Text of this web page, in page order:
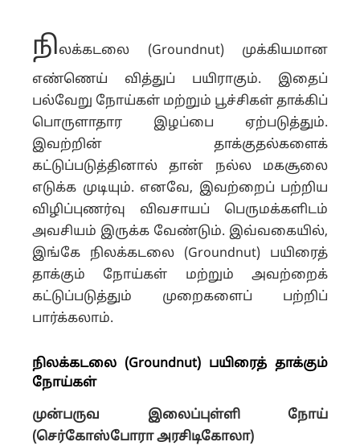
நிலக்கடலை (Groundnut) முக்கியமான
எண்ணெய் வித்துப் பயிராகும். இதைப்
பல்வேறு நோய்கள் மற்றும் பூச்சிகள் தாக்கிப்
பொருளாதார இழப்பை ஏற்படுத்தும்.
இவற்றின் தாக்குதல்களைக்
கட்டுப்படுத்தினால் தான் நல்ல மகசூலை
எடுக்க முடியும். எனவே, இவற்றைப் பற்றிய
விழிப்புணர்வு விவசாயப் பெருமக்களிடம்
அவசியம் இருக்க வேண்டும். இவ்வகையில்,
இங்கே நிலக்கடலை (Groundnut) பயிரைத்
தாக்கும் நோய்கள் மற்றும் அவற்றைக்
கட்டுப்படுத்தும் முறைகளைப் பற்றிப்
பார்க்கலாம்.
நிலக்கடலை (Groundnut) பயிரைத் தாக்கும்
நோய்கள்
முன்பருவ இலைப்புள்ளி நோய்
(செர்கோஸ்போரா அரசிடிகோலா)